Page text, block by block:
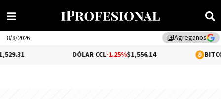
library_addAgreganos
8/8/2026
-1.25%$1,556.14 0.11%